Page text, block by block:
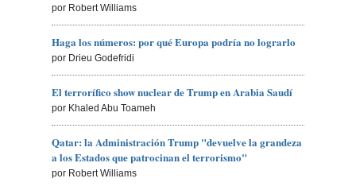
por Robert Williams
Haga los números: por qué Europa podría no lograrlo
por Drieu Godefridi
El terrorífico show nuclear de Trump en Arabia Saudí
por Khaled Abu Toameh
Qatar: la Administración Trump "devuelve la grandeza
a los Estados que patrocinan el terrorismo"
por Robert Williams